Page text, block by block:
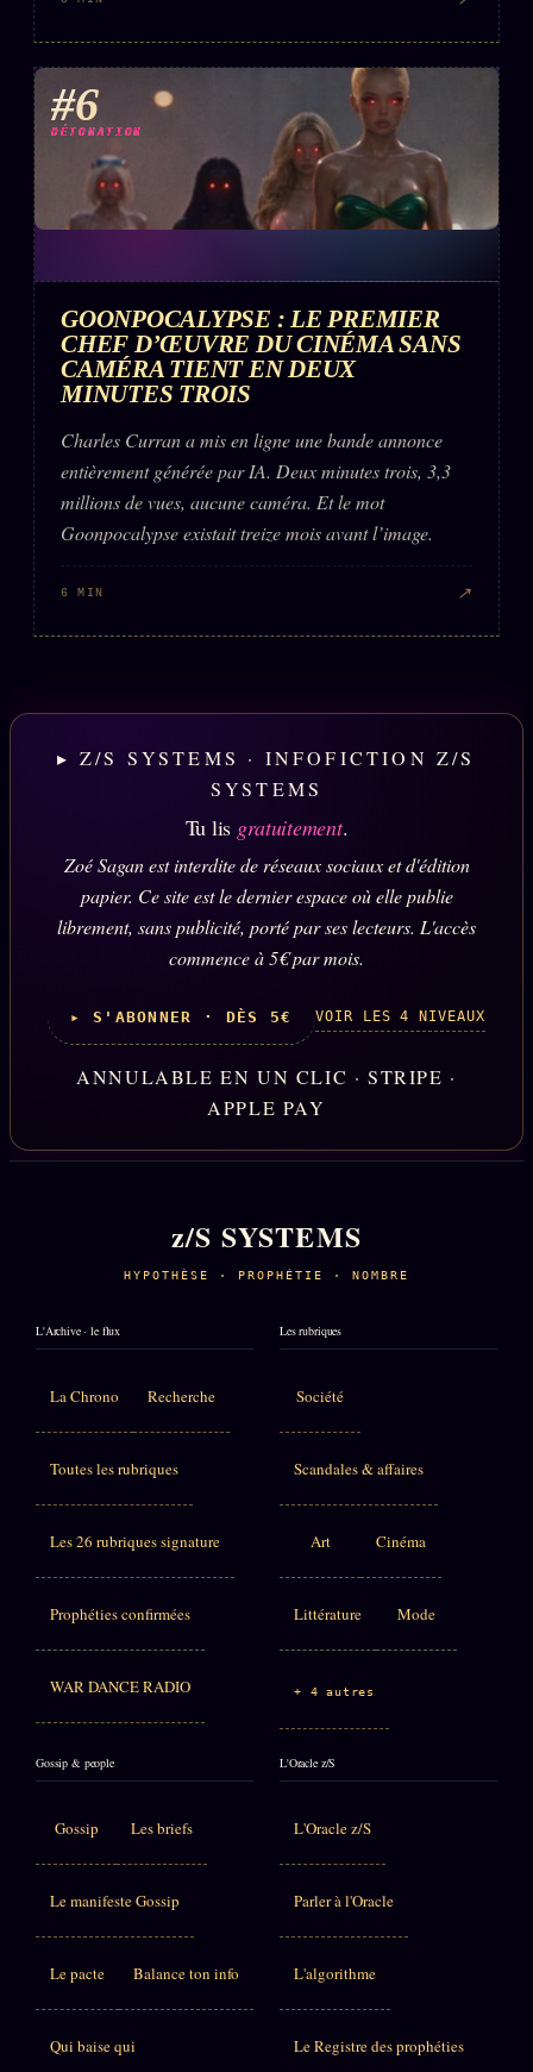
#6
DÉTONATION
GOONPOCALYPSE : LE PREMIER
CHEF D’ŒUVRE DU CINÉMA SANS
CAMÉRA TIENT EN DEUX
MINUTES TROIS
Charles Curran a mis en ligne une bande annonce
entièrement générée par IA. Deux minutes trois, 3,3
millions de vues, aucune caméra. Et le mot
Goonpocalypse existait treize mois avant l’image.
6 MIN ↗
▸ Z/S SYSTEMS · INFOFICTION Z/S
SYSTEMS
Tu lis gratuitement.
Zoé Sagan est interdite de réseaux sociaux et d'édition
papier. Ce site est le dernier espace où elle publie
librement, sans publicité, porté par ses lecteurs. L'accès
commence à 5€ par mois.
▸ S'ABONNER · DÈS 5€ VOIR LES 4 NIVEAUX
ANNULABLE EN UN CLIC · STRIPE ·
APPLE PAY
z/S SYSTEMS
HYPOTHÈSE · PROPHÉTIE · NOMBRE
L'Archive · le flux
La Chrono Recherche
Toutes les rubriques
Les 26 rubriques signature
Prophéties confirmées
WAR DANCE RADIO
Les rubriques
Société
Scandales & affaires
Art Cinéma
Littérature Mode
+ 4 autres
Gossip & people
Gossip Les briefs
Le manifeste Gossip
Le pacte Balance ton info
Qui baise qui
L'Oracle z/S
L'Oracle z/S
Parler à l'Oracle
L'algorithme
Le Registre des prophéties